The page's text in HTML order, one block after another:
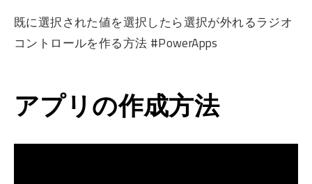
既に選択された値を選択したら選択が外れるラジオ
コントロールを作る方法 #PowerApps
アプリの作成方法